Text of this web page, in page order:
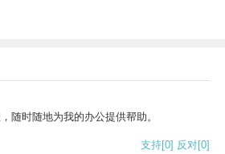
随时随地为我的办公提供帮助。
支持[0] 反对[0]